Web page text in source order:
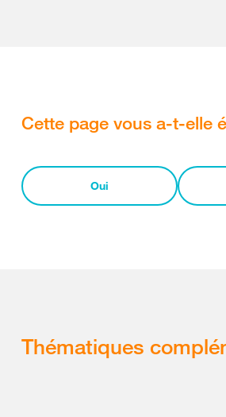
Cette page vous a-t-elle
Oui
Thématiques